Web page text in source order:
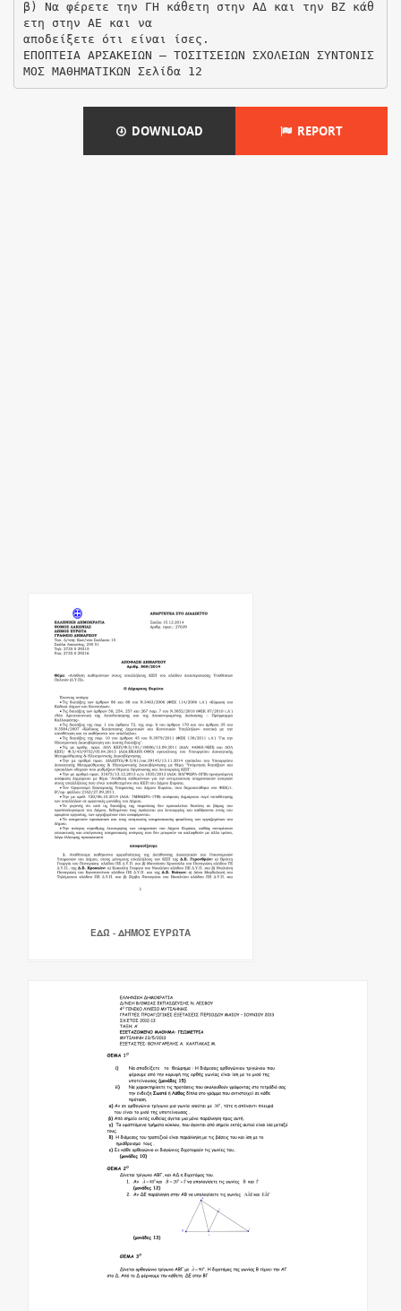
β) Να φέρετε την ΓΗ κάθετη στην ΑΔ και την ΒΖ κάθ
ετη στην ΑΕ και να
αποδείξετε ότι είναι ίσες.
ΕΠΟΠΤΕΙΑ ΑΡΣΑΚΕΙΩΝ – ΤΟΣΙΤΣΕΙΩΝ ΣΧΟΛΕΙΩΝ ΣΥΝΤΟΝΙΣ
DOWNLOAD REPORT
ΕΔΏ - ΔΗΜΟΣ ΕΥΡΩΤΑ